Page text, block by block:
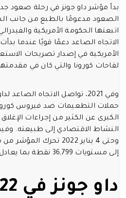
الصعود مدعومًا بالطبع من جانب
اتبعتها الحكومة الأمريكية
الاتجاه الصاعد دعمًا قويًا عندما
الأمريكية في إصدار تصريحات
لقاحات كورونا والتي كان في
وفي 2021، تواصل الاتجاه
حملات التطعيمات ضد فيروس
الكبرى عن الكثير من إجراءات
إلى مستويات 36,799 نقطة بما يعادل صعود بنسبة 97.9%.
داو جونز في 2022